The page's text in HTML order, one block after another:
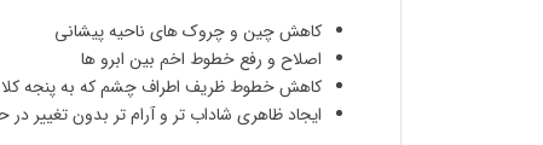
کاهش چین و چروک های ناحیه پیشانی
اصلاح و رفع خطوط اخم بین ابرو ها
کاهش خطوط ظریف اطراف چشم که به پنجه
ایجاد ظاهری شاداب تر و آرام تر بدون تغییر